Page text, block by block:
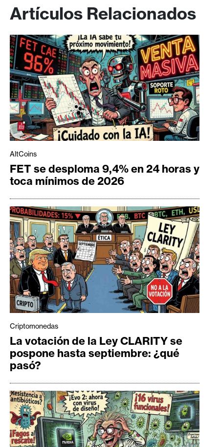
Artículos Relacionados
AltCoins
FET se desploma 9,4% en 24 horas y
toca mínimos de 2026
Criptomonedas
La votación de la Ley CLARITY se
pospone hasta septiembre: ¿qué
pasó?